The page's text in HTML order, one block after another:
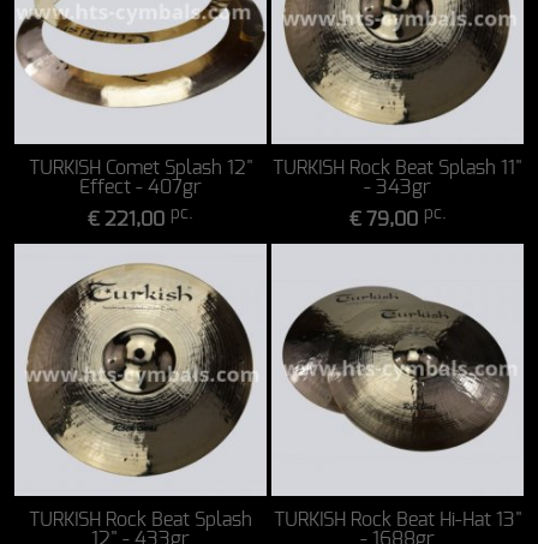
TURKISH Comet Splash 12"
Effect - 407gr
€ 221,00 pc.
TURKISH Rock Beat Splash 11"
- 343gr
€ 79,00 pc.
TURKISH Rock Beat Splash
12" - 433gr
TURKISH Rock Beat Hi-Hat 13"
- 1688gr